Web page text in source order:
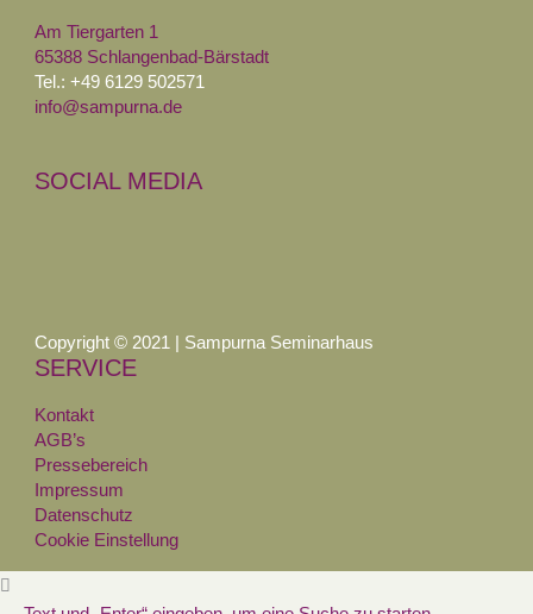
Am Tiergarten 1
65388 Schlangenbad-Bärstadt
Tel.: +49 6129 502571
info@sampurna.de
SOCIAL MEDIA
Copyright © 2021 | Sampurna Seminarhaus
SERVICE
Kontakt
AGB’s
Pressebereich
Impressum
Datenschutz
Cookie Einstellung